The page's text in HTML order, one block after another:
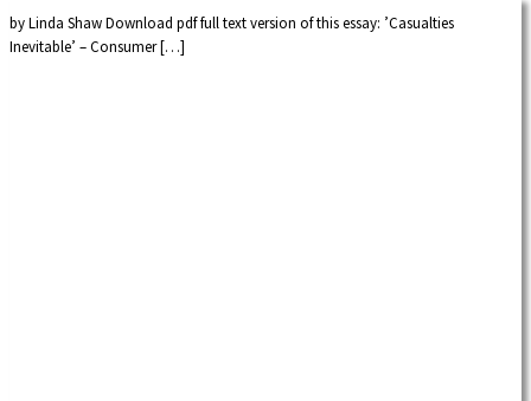
by Linda Shaw Download pdf full text version of this essay: ’Casualties
Inevitable’ – Consumer […]